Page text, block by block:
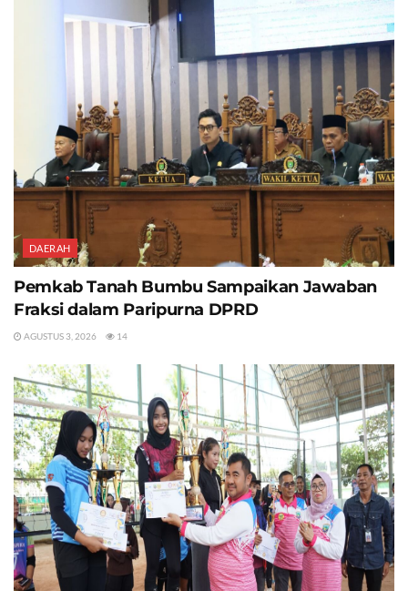
DAERAH
Pemkab Tanah Bumbu Sampaikan Jawaban
Fraksi dalam Paripurna DPRD
AGUSTUS 3, 2026 14